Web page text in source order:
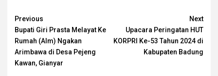
Continue
Reading
Previous
Bupati Giri Prasta Melayat Ke
Rumah (Alm) Ngakan
Arimbawa di Desa Pejeng
Kawan, Gianyar
Next
Upacara Peringatan HUT
KORPRI Ke-53 Tahun 2024 di
Kabupaten Badung